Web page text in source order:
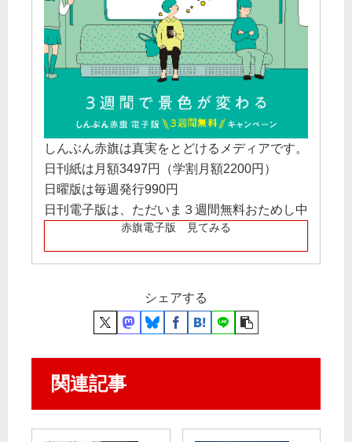
しんぶん赤旗は真実をとどけるメディアです。
日刊紙は月額3497円（学割月額2200円）
日曜版は毎週発行990円
日刊電子版は、ただいま３週間無料おためし中
赤旗電子版 見てみる
シェアする
関連記事